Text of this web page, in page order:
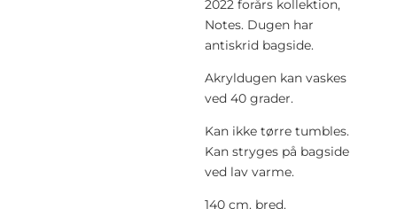
2022 forårs kollektion,
Notes. Dugen har
antiskrid bagside.
Akryldugen kan vaskes
ved 40 grader.
Kan ikke tørre tumbles.
Kan stryges på bagside
ved lav varme.
140 cm. bred.